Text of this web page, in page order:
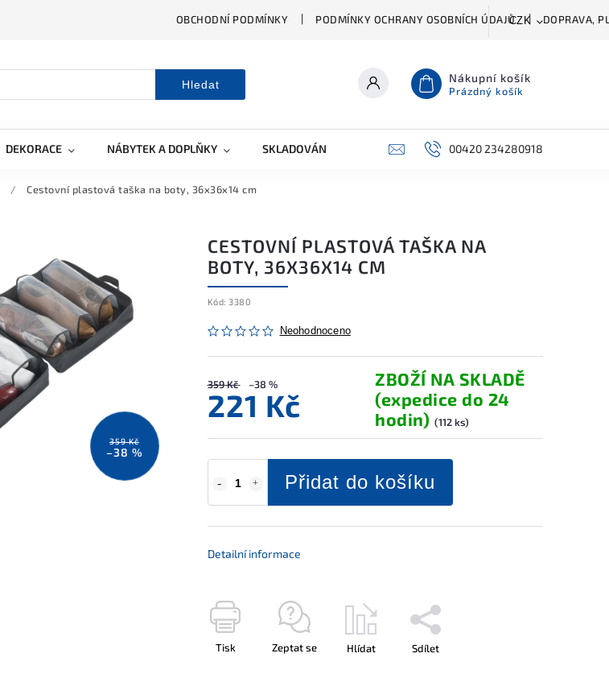
OBCHODNÍ PODMÍNKY PODMÍNKY OCHRANY OSOBNÍCH ÚDAJŮ DOPRAVA,
CZK
Hledat Nákupní košík
Prázdný košík
DEKORACE NÁBYTEK A DOPLŇKY SKLADOVÁNÍ A ČIŠTĚNÍ PŘÍSLUŠENSTVÍ
00420 234280918
/ Cestovní plastová taška na boty, 36x36x14 cm
359 Kč
–38 %
CESTOVNÍ PLASTOVÁ TAŠKA NA
BOTY, 36X36X14 CM
Kód: 3380
Neohodnoceno
359 Kč –38 %
221 Kč
ZBOŽÍ NA SKLADĚ
(expedice do 24
hodin) (112 ks)
Přidat do košíku
Detailní informace
Tisk Zeptat se Hlídat Sdílet